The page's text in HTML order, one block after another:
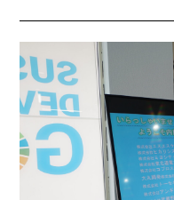
「富士教育訓練セン
座を受講中です！ この研修は1月14日から3月14日
までの2か月間、建
プログラムです。
築施工管理基礎講座
要な知識や技術を学
技能士としての基礎
的としています。 研修では、以下のような内容を
学びます。 ・施工管理の基礎（工事の流れ、建築